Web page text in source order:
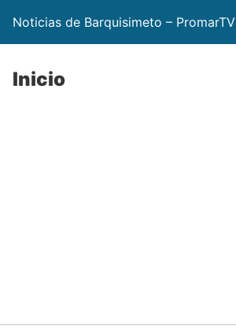
Noticias de Barquisimeto – PromarTV
Inicio